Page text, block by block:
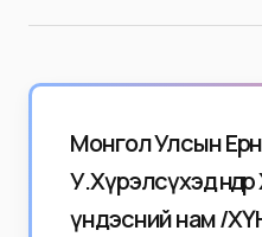
Монгол Улсын
У.Хүрэлсүхэд өнөөдөр
үндэсний нам /